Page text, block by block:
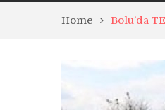
Home Bolu’da